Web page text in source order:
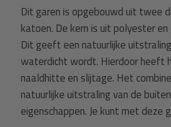
Dit garen is opgebouwd uit twee
katoen. De kern is uit polyester
Dit geeft een natuurlijke
waterdicht wordt. Hierdoor heeft
naaldhitte en slijtage. Het
natuurlijke uitstraling van de
eigenschappen. Je kunt met deze